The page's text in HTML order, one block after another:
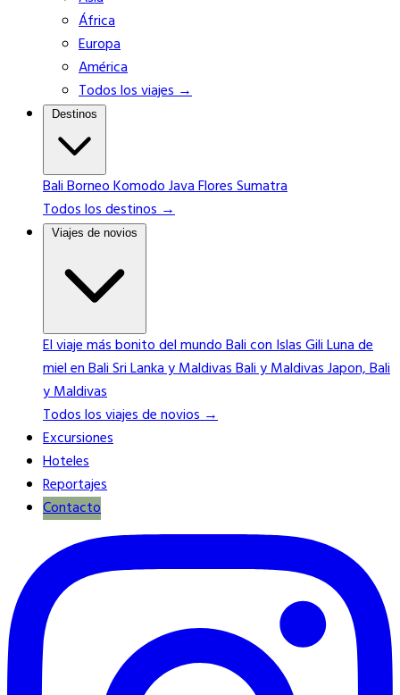
África
Europa
América
Todos los viajes →
Destinos
BaliBorneoKomodoJavaFloresSumatra
Todos los destinos →
Viajes de novios
El viaje más bonito del mundoBali con Islas GiliLuna de
miel en BaliSri Lanka y MaldivasBali y MaldivasJapon, Bali
y Maldivas
Todos los viajes de novios →
Excursiones
Hoteles
Reportajes
Contacto